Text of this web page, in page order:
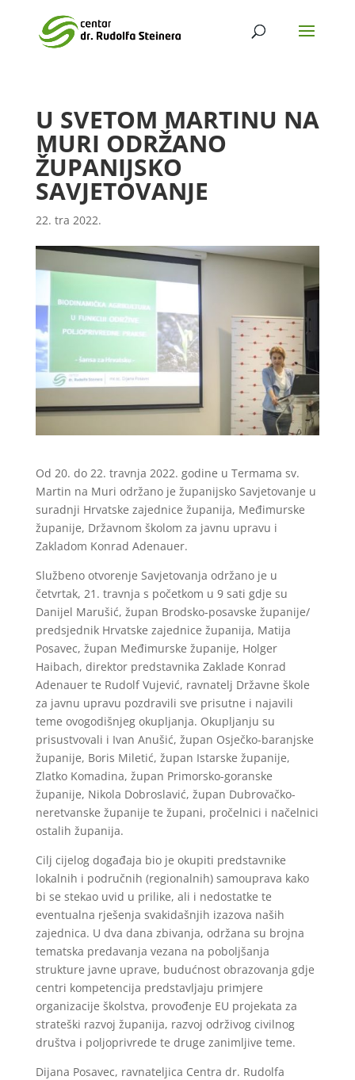
U SVETOM MARTINU NA
MURI ODRŽANO
ŽUPANIJSKO
SAVJETOVANJE
22. tra 2022.
Od 20. do 22. travnja 2022. godine u Termama sv.
Martin na Muri održano je županijsko Savjetovanje u
suradnji Hrvatske zajednice županija, Međimurske
županije, Državnom školom za javnu upravu i
Zakladom Konrad Adenauer.
Službeno otvorenje Savjetovanja održano je u
četvrtak, 21. travnja s početkom u 9 sati gdje su
Danijel Marušić, župan Brodsko-posavske županije/
predsjednik Hrvatske zajednice županija, Matija
Posavec, župan Međimurske županije, Holger
Haibach, direktor predstavnika Zaklade Konrad
Adenauer te Rudolf Vujević, ravnatelj Državne škole
za javnu upravu pozdravili sve prisutne i najavili
teme ovogodišnjeg okupljanja. Okupljanju su
prisustvovali i Ivan Anušić, župan Osječko-baranjske
županije, Boris Miletić, župan Istarske županije,
Zlatko Komadina, župan Primorsko-goranske
županije, Nikola Dobroslavić, župan Dubrovačko-
neretvanske županije te župani, pročelnici i načelnici
ostalih županija.
Cilj cijelog događaja bio je okupiti predstavnike
lokalnih i područnih (regionalnih) samouprava kako
bi se stekao uvid u prilike, ali i nedostatke te
eventualna rješenja svakidašnjih izazova naših
zajednica. U dva dana zbivanja, održana su brojna
tematska predavanja vezana na poboljšanja
strukture javne uprave, budućnost obrazovanja gdje
centri kompetencija predstavljaju primjere
organizacije školstva, provođenje EU projekata za
strateški razvoj županija, razvoj održivog civilnog
društva i poljoprivrede te druge zanimljive teme.
Dijana Posavec, ravnateljica Centra dr. Rudolfa